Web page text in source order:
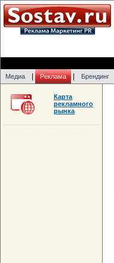
Медиа Реклама Брендинг
Карта
рекламного
рынка